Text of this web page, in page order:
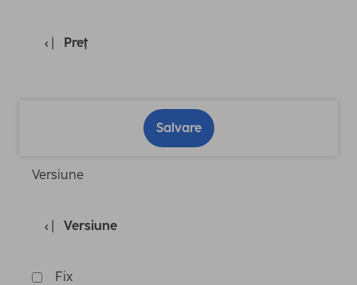
Preţ
Salvare
Versiune
Versiune
Fix